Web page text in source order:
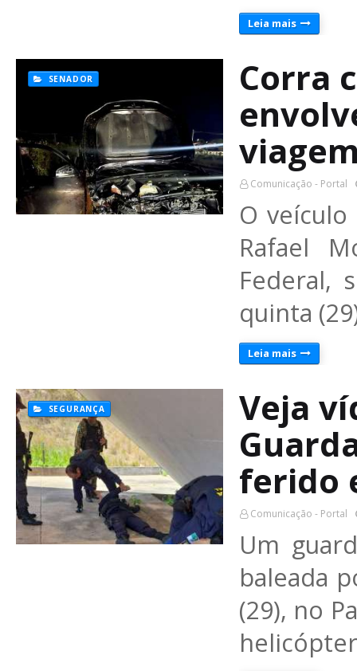
Leia mais
SENADOR
Corra
Comunicação - Portal
O
Rafael
Federal,
quinta
Leia mais
SEGURANÇA
Veja
ferido
Comunicação - Portal
Um
baleada
(29), no